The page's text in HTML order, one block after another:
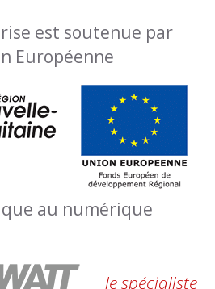
est soutenue par
Européenne
au numérique
le spécialiste